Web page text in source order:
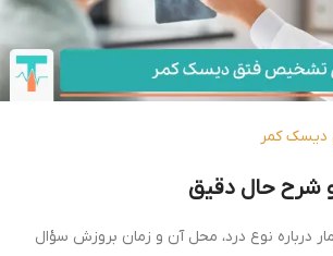
کمر
درباره نوع درد، محل آن و زمان بروزش سؤال